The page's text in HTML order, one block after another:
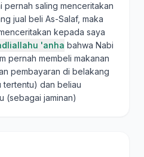
pernah saling menceritakan
jual beli As-Salaf, maka
kepada saya
'anha bahwa Nabi
pernah membeli makanan
pembayaran di belakang
tertentu) dan beliau
(sebagai jaminan)